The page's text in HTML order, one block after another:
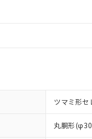
ツマミ形セ
丸胴形